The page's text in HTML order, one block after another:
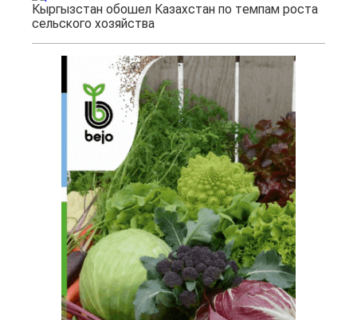
Кыргызстан обошел Казахстан по темпам роста
сельского хозяйства